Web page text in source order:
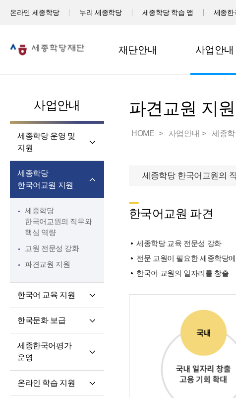
온라인 세종학당 누리 세종학당 세종학당 학습 앱 세종한
재단안내 사업안내
사업안내
세종학당 운영 및
지원
세종학당 신규 지정
세종학당 운영 지원
세종학당
한국어교원 지원
세종학당
한국어교원의 직무와
핵심 역량
교원 전문성 강화
파견교원 지원
한국어 교육 지원
한국문화 보급
말하기 쓰기 대회
세종한국어평가
운영
온라인 학습 지원
파견교원 지원
HOME 사업안내 세종
세종학당 한국어교원의
한국어교원 파견
세종학당 교육 전문성 강화
전문 교원이 필요한 세종학당
한국어 교원의 일자리를 창출